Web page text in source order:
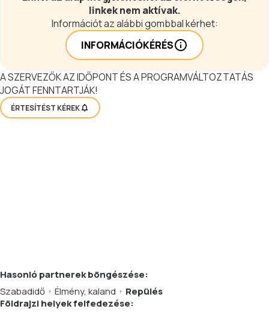
linkek nem aktívak.
Információt az alábbi gombbal kérhet:
INFORMÁCIÓKÉRÉS
A SZERVEZŐK AZ IDŐPONT ÉS A PROGRAMVÁLTOZTATÁS
JOGÁT FENNTARTJÁK!
ÉRTESÍTÉST KÉREK
Hasonló partnerekböngészése:
Szabadidő
Élmény, kaland
Repülés
Földrajzi helyek felfedezése: